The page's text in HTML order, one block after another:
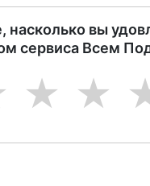
насколько вы
сервиса Всем
4
3
2